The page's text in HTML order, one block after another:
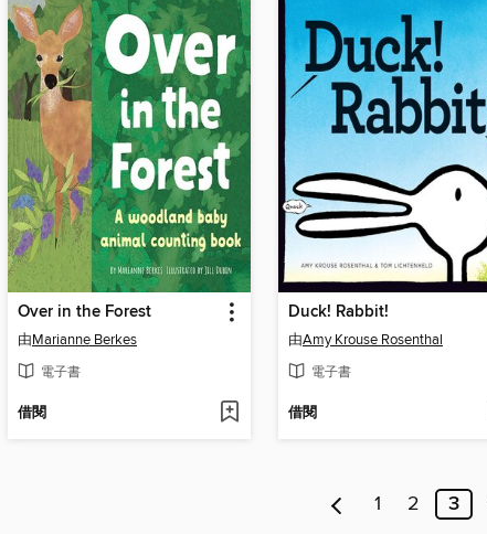
Over in the Forest
由Marianne Berkes
電子書
借閱
Duck! Rabbit!
由Amy Krouse Rosenthal
電子書
借閱
1 2 3